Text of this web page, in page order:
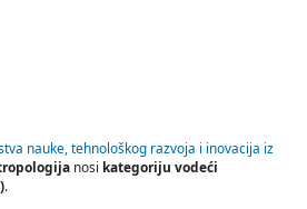
nauke, tehnološkog razvoja i inovacija iz
nosi kategoriju vodeći
.